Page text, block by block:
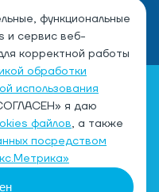
000
данных
данных
функциональные
и сервис веб-
корректной работы
обработки
использования
я даю
файлов, а также
посредством